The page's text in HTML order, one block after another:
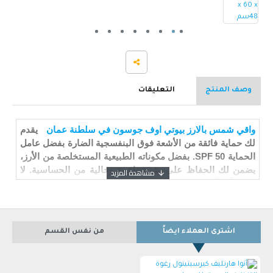
وصف المنتج التعليقات
واقي شمس بالارز بيوتي اوف جوسون في سلطنة عمان يقدم
لك حماية فائقة من الأشعة فوق البنفسجية الضارة بفضل عامل
الحماية SPF 50. بفضل مكوناته الطبيعية المستخلصة من الأرز،
يضمن لك الحفاظ على بشرة ناعمة وخالية من الحساسية. لا
بيوتي اوف جوسون
اشترى العملاء ايضاً من نفس القسم